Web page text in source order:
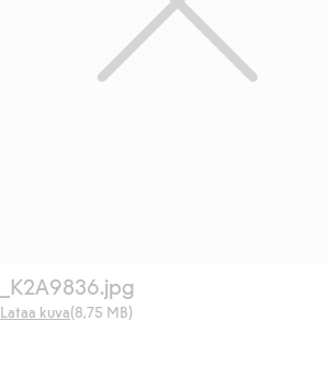
_K2A9836.jpg
Lataa kuva(8,75 MB)